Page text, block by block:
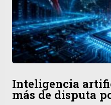
Inteligencia
más de disputa